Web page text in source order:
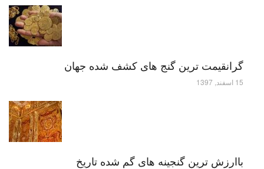
گرانقیمت ترین گنج های کشف شده جهان
15 اسفند, 1397
باارزش ترین گنجینه های گم شده تاریخ